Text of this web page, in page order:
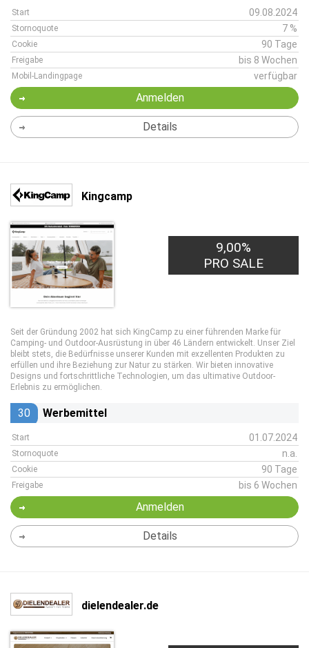
Start 09.08.2024
Stornoquote 7 %
Cookie 90 Tage
Freigabe bis 8 Wochen
Mobil-Landingpage verfügbar
Anmelden
Details
Kingcamp
9,00%
PRO SALE
Seit der Gründung 2002 hat sich KingCamp zu einer führenden Marke für
Camping- und Outdoor-Ausrüstung in über 46 Ländern entwickelt. Unser Ziel
bleibt stets, die Bedürfnisse unserer Kunden mit exzellenten Produkten zu
erfüllen und ihre Beziehung zur Natur zu stärken. Wir bieten innovative
Designs und fortschrittliche Technologien, um das ultimative Outdoor-
Erlebnis zu ermöglichen.
30 Werbemittel
Start 01.07.2024
Stornoquote n.a.
Cookie 90 Tage
Freigabe bis 6 Wochen
Anmelden
Details
dielendealer.de